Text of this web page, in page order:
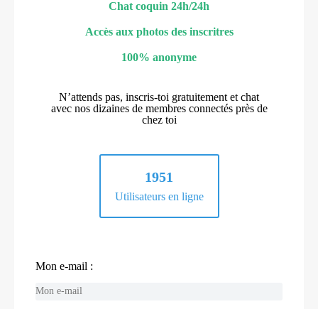
Chat coquin 24h/24h
Accès aux photos des inscritres
100% anonyme
N’attends pas, inscris-toi gratuitement et chat
avec nos dizaines de membres connectés près de
chez toi
1951
Utilisateurs en ligne
Mon e-mail :